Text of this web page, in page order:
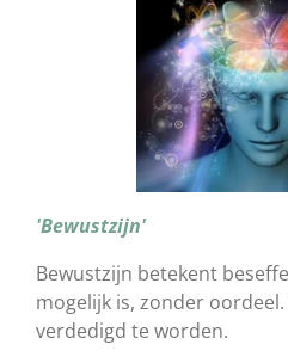
'Bewustzijn'
Bewustzijn betekent
mogelijk is, zonder
verdedigd te worden.